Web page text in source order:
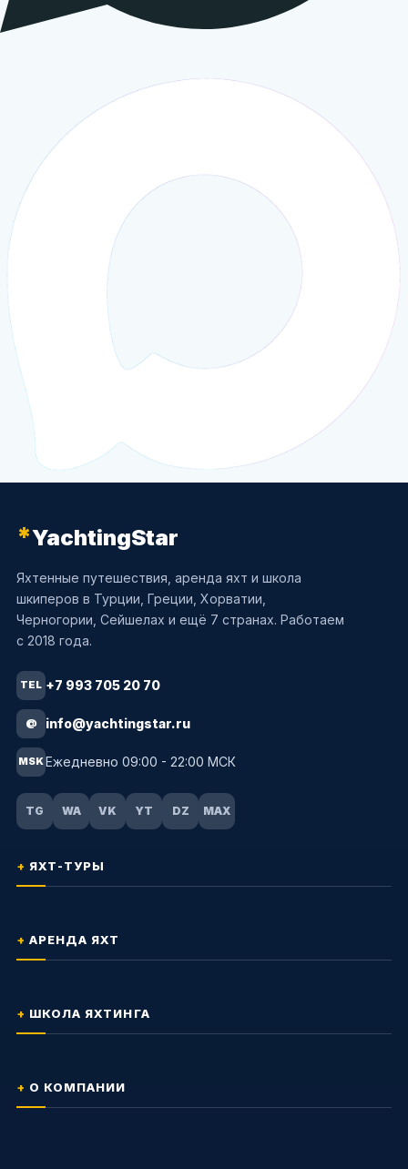
*YachtingStar
Яхтенные путешествия, аренда яхт и школа
шкиперов в Турции, Греции, Хорватии,
Черногории, Сейшелах и ещё 7 странах. Работаем
с 2018 года.
TEL +7 993 705 20 70
@ info@yachtingstar.ru
MSKЕжедневно 09:00 - 22:00 МСК
TG WA VK YT DZ MAX
ЯХТ-ТУРЫ
АРЕНДА ЯХТ
ШКОЛА ЯХТИНГА
О КОМПАНИИ